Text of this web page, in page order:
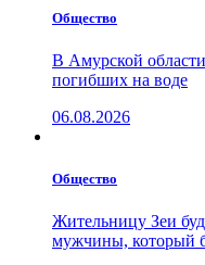
Общество
В Амурской
погибших на воде
06.08.2026
Общество
Жительницу Зеи
мужчины, который